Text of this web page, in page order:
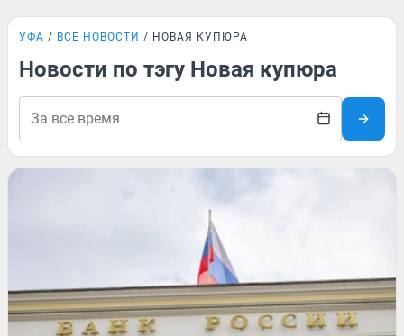
УФА ВСЕ НОВОСТИ НОВАЯ КУПЮРА
Новости по тэгу Новая купюра